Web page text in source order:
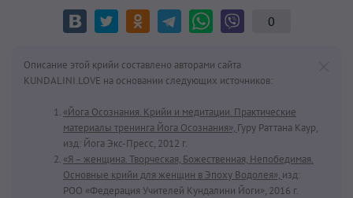
0
Описание этой крийи составлено авторами сайта
KUNDALINI.LOVE на основании следующих источников:
«Йога Осознания. Крийи и медитации. Практические
материалы тренинга Йога Осознания», Гуру Раттана Каур,
изд: Йога Экс-Пресс, 2012 г.
«Я – женщина. Творческая, Божественная, Непобедимая.
Основные крийи для женщин в Эпоху Водолея», изд:
РОО «Федерация Учителей Кундалини Йоги», 2016 г.